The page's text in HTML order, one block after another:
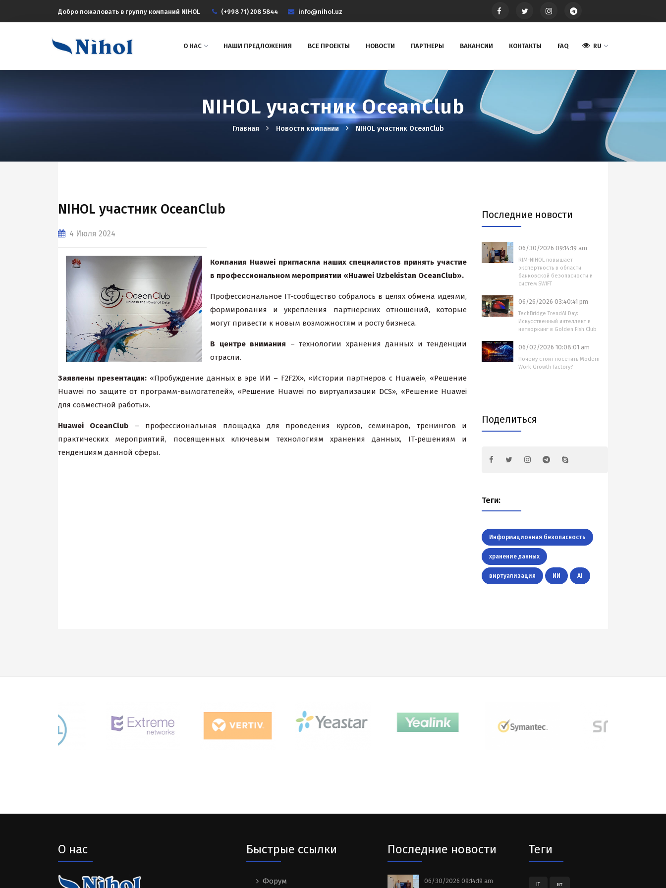
Добро пожаловать в группу компаний NIHOL (+998 71) 208 5844 info@nihol.uz
О НАС НАШИ ПРЕДЛОЖЕНИЯ ВСЕ ПРОЕКТЫ НОВОСТИ ПАРТНЕРЫ ВАКАНСИИ КОНТАКТЫ FAQ RU
NIHOL участник OceanClub
Главная Новости компании NIHOL участник OceanClub
NIHOL участник OceanClub
4 Июля 2024
Компания Huaweiпригласила наших специалистов принять участие
в профессиональном мероприятии «Huawei Uzbekistan OceanClub».
Профессиональное IT-сообщество собралось в целях обмена идеями,
формирования и укрепления партнерских отношений, которые
могут привести к новым возможностям и росту бизнеса.
В центре внимания – технологии хранения данных и тенденции
отрасли.
Заявлены презентации:«Пробуждение данных в эре ИИ – F2F2X», «Истории партнеров с Huawei», «Решение
Huawei по защите от программ-вымогателей», «Решение Huawei по виртуализации DCS», «Решение Huawei
для совместной работы».
Huawei OceanClub – профессиональная площадка для проведения курсов, семинаров, тренингов и
практических мероприятий, посвященных ключевым технологиям хранения данных, IT-решениям и
тенденциям данной сферы.
Последние новости
06/30/2026 09:14:19 am
RIM-NIHOL повышает
экспертность в области
банковской безопасности и
систем SWIFT
06/26/2026 03:40:41 pm
TechBridge TrendAI Day:
Искусственный интеллект и
нетворкинг в Golden Fish Club
06/02/2026 10:08:01 am
Почему стоит посетить Modern
Work Growth Factory?
Поделиться
Теги:
Информационная безопасность
хранение данных
виртуализация ИИ AI
О нас Быстрые ссылки
Форум
Последние новости
06/30/2026 09:14:19 am
Теги
IT ит